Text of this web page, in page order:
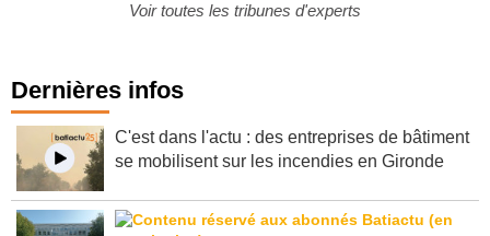
Voir toutes les tribunes d'experts
Dernières infos
C'est dans l'actu : des entreprises de bâtiment
se mobilisent sur les incendies en Gironde